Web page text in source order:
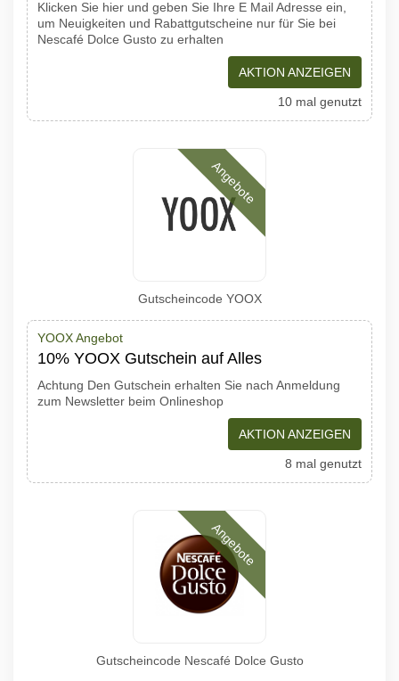
Klicken Sie hier und geben Sie Ihre E Mail Adresse ein,
um Neuigkeiten und Rabattgutscheine nur für Sie bei
Nescafé Dolce Gusto zu erhalten
AKTION ANZEIGEN
10 mal genutzt
Angebote
Gutscheincode YOOX
YOOX Angebot
10% YOOX Gutschein auf Alles
Achtung Den Gutschein erhalten Sie nach Anmeldung
zum Newsletter beim Onlineshop
AKTION ANZEIGEN
8 mal genutzt
Angebote
Gutscheincode Nescafé Dolce Gusto